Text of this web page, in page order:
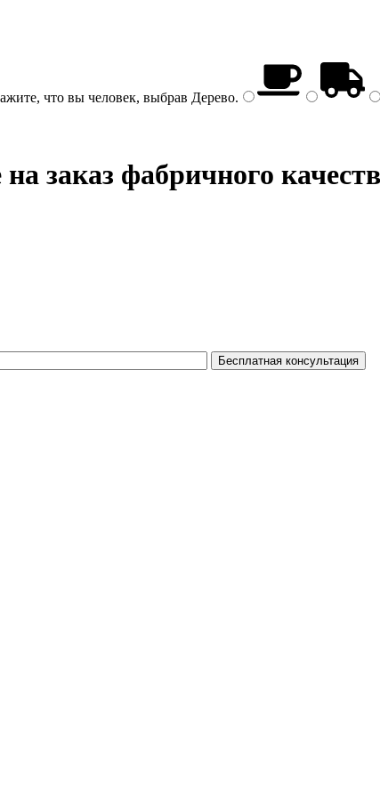
что вы человек, выбрав Дерево.
заказ фабричного